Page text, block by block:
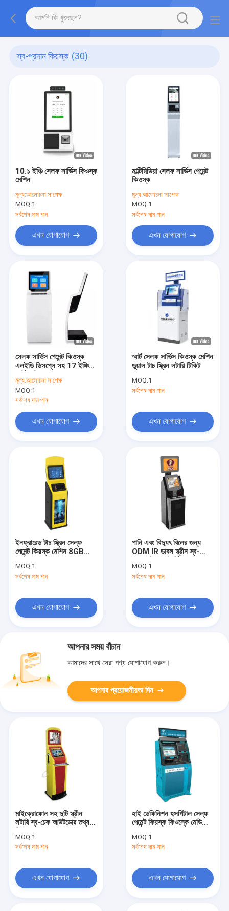
স্ব-প্রদান কিয়স্ক (30)
10.১ ইঞ্চি সেলফ সার্ভিস কিওস্ক
মেশিন
মূল্য:আলোচনা সাপেক্ষ
MOQ:1
সর্বশেষ দাম পান
এখন যোগাযোগ
মাল্টিমিডিয়া সেলফ সার্ভিস পেমেন্ট
কিওস্ক
মূল্য:আলোচনা সাপেক্ষ
MOQ:1
সর্বশেষ দাম পান
এখন যোগাযোগ
সেলফ সার্ভিস পেমেন্ট কিওস্ক
এলইডি ডিসপ্লে সহ 17 ইঞ্চি
মূল্য:আলোচনা সাপেক্ষ
MOQ:1
সর্বশেষ দাম পান
এখন যোগাযোগ
স্মার্ট সেলফ সার্ভিস কিওস্ক মেশিন
ডুয়াল টাচ স্ক্রিন লটারি টিকিট
MOQ:1
সর্বশেষ দাম পান
এখন যোগাযোগ
ইনফ্রারেড টাচ স্ক্রিন সেল্ফ
পেমেন্ট কিয়স্ক মেশিন 8GB
MOQ:1
সর্বশেষ দাম পান
এখন যোগাযোগ
পানি এবং বিদ্যুৎ বিলের জন্য
ODM IR ডাবল স্ক্রীন স্ব-
MOQ:1
সর্বশেষ দাম পান
এখন যোগাযোগ
আপনার সময় বাঁচান
আমাদের সাথে সেরা পণ্য যোগাযোগ করুন।
আপনার প্রয়োজনীয়তা দিন
মাইক্রোফোন সহ দুটি স্ক্রীন
লটারি স্ব-চেক আউটডোর তথ্য
MOQ:1
সর্বশেষ দাম পান
এখন যোগাযোগ
হাই ডেফিনিশন হসপিটাল সেল্ফ
পেমেন্ট কিয়স্ক কিওস্কে মেডিকেল
MOQ:1
সর্বশেষ দাম পান
এখন যোগাযোগ